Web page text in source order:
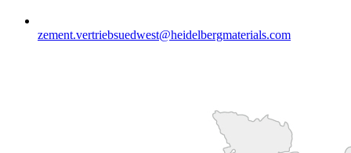
zement.vertriebsuedwest​@heidelbergmaterials.com